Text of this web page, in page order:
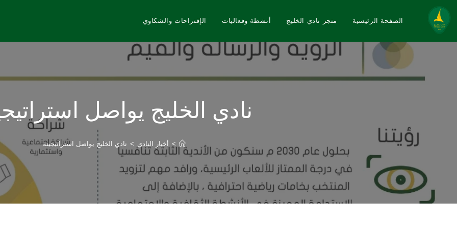
الصفحة الرئيسية متجر نادي الخليج أنشطة وفعاليات الإقتراحات والشكاوي
نادي الخليج يواصل
> أخبار النادي > نادي الخليج يواصل استراتيجيته